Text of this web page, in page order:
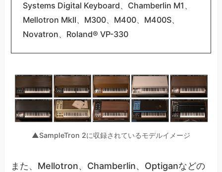
Systems Digital Keyboard、Chamberlin M1、
Mellotron MkII、M300、M400、M400S、
Novatron、Roland® VP-330
▲SampleTron 2に収録されているモデルイメージ
また、Mellotron、Chamberlin、Optiganなどの